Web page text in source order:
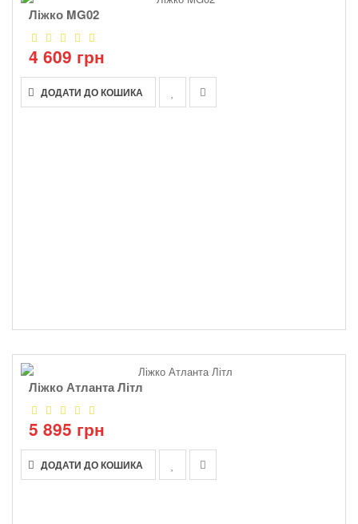
Ліжко MG02
4 609 грн
ДОДАТИ ДО КОШИКА
Ліжко Атланта Літл
5 895 грн
ДОДАТИ ДО КОШИКА